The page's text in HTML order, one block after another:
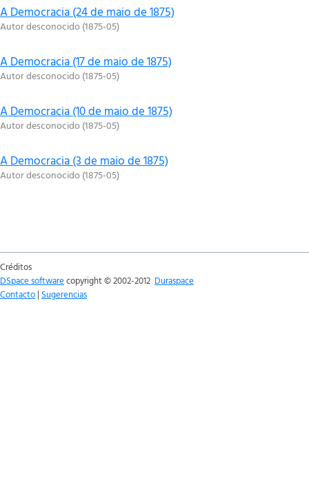
A Democracia (24 de maio de 1875)
Autor desconocido(1875-05)
A Democracia (17 de maio de 1875)
Autor desconocido(1875-05)
A Democracia (10 de maio de 1875)
Autor desconocido(1875-05)
A Democracia (3 de maio de 1875)
Autor desconocido(1875-05)
Créditos
DSpace softwarecopyright © 2002-2012 Duraspace
Contacto | Sugerencias